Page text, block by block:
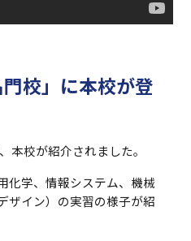
校」に本校が登
本校が紹介されました。
化学、情報システム、機械
ザイン）の実習の様子が紹